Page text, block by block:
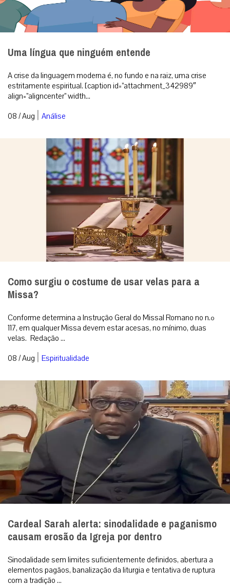
Uma língua que ninguém entende
A crise da linguagem moderna é, no fundo e na raiz, uma crise
estritamente espiritual. [caption id=”attachment_342989″
align=”aligncenter” width...
08 / Aug | Análise
Como surgiu o costume de usar velas para a
Missa?
Conforme determina a Instrução Geral do Missal Romano no n.º
117, em qualquer Missa devem estar acesas, no mínimo, duas
velas. Redação ...
08 / Aug | Espiritualidade
Cardeal Sarah alerta: sinodalidade e paganismo
causam erosão da Igreja por dentro
Sinodalidade sem limites suficientemente definidos, abertura a
elementos pagãos, banalização da liturgia e tentativa de ruptura
com a tradição ...